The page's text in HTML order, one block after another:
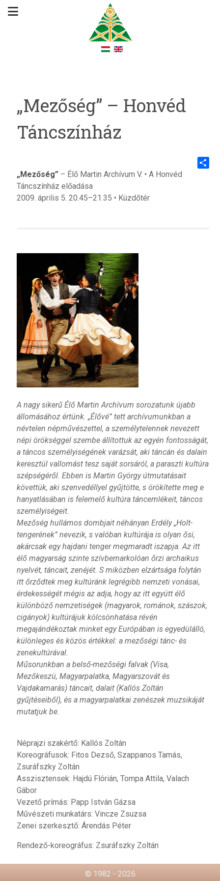
„Mezőség” – Honvéd
Táncszínház
„Mezőség” – Élő Martin Archívum V. • A Honvéd
Táncszínház előadása
2009. április 5. 20.45–21.35 • Küzdőtér
A nagy sikerű Élő Martin Archívum sorozatunk újabb
állomásához értünk. „Élővé” tett archívumunkban a
névtelen népművészettel, a személytelennek nevezett
népi örökséggel szembe állítottuk az egyén fontosságát,
a táncos személyiségének varázsát, aki táncán és dalain
keresztül vallomást tesz saját sorsáról, a paraszti kultúra
szépségéről. Ebben is Martin György útmutatásait
követtük, aki szenvedéllyel gyűjtötte, s örökítette meg e
hanyatlásában is felemelő kultúra táncemlékeit, táncos
személyiségeit.
Mezőség hullámos dombjait néhányan Erdély „Holt-
tengerének” nevezik, s valóban kultúrája is olyan ősi,
akárcsak egy hajdani tenger megmaradt iszapja. Az itt
élő magyarság szinte szívbemarkolóan őrzi archaikus
nyelvét, táncait, zenéjét. S miközben elzártsága folytán
itt őrződtek meg kultúránk legrégibb nemzeti vonásai,
érdekességét mégis az adja, hogy az itt együtt élő
különböző nemzetiségek (magyarok, románok, szászok,
cigányok) kultúrájuk kölcsönhatása révén
megajándékoztak minket egy Európában is egyedülálló,
különleges és közös értékkel: a mezőségi tánc- és
zenekultúrával.
Műsorunkban a belső-mezőségi falvak (Visa,
Mezőkeszü, Magyarpalatka, Magyarszovát és
Vajdakamarás) táncait, dalait (Kallós Zoltán
gyűjtéseiből), és a magyarpalatkai zenészek muzsikáját
mutatjuk be.
Néprajzi szakértő: Kallós Zoltán
Koreográfusok: Fitos Dezső, Szappanos Tamás,
Zsuráfszky Zoltán
Asszisztensek: Hajdú Flórián, Tompa Attila, Valach
Gábor
Vezető prímás: Papp István Gázsa
Művészeti munkatárs: Vincze Zsuzsa
Zenei szerkesztő: Árendás Péter
Rendező-koreográfus: Zsuráfszky Zoltán
© 1982 - 2026